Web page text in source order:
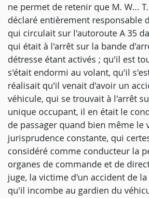
ne permet de retenir que M. W...
déclaré entièrement responsable
qui circulait sur l'autoroute A 35
qui était à l'arrêt sur la bande
détresse étant activés ; qu'il est
s'était endormi au volant, qu'il
réalisait qu'il venait d'avoir un
véhicule, qui se trouvait à l'arrêt
unique occupant, il en était le
de passager quand bien même
jurisprudence constante, qui
considéré comme conducteur la
organes de commande et de
juge, la victime d'un accident de
qu'il incombe au gardien du